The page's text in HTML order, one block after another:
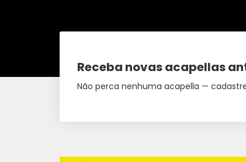
Receba novas acapellas
Não perca nenhuma acapella —